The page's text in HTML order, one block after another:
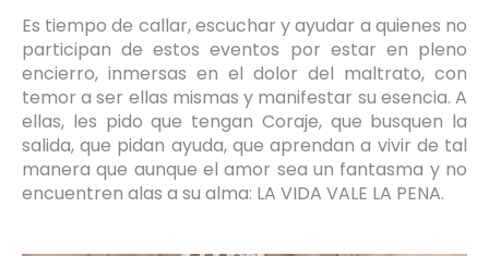
Es tiempo de callar, escuchar y ayudar a quienes no
participan de estos eventos por estar en pleno
encierro, inmersas en el dolor del maltrato, con
temor a ser ellas mismas y manifestar su esencia. A
ellas, les pido que tengan Coraje, que busquen la
salida, que pidan ayuda, que aprendan a vivir de tal
manera que aunque el amor sea un fantasma y no
encuentren alas a su alma: LA VIDA VALE LA PENA.